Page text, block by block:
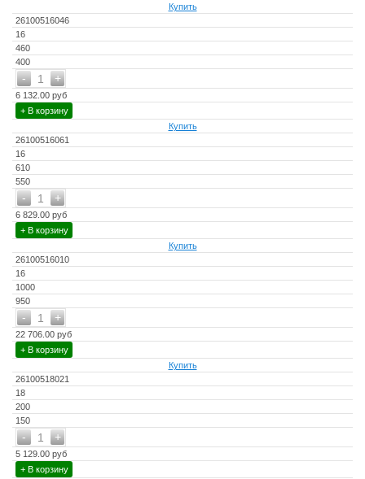
Купить
26100516046
16
460
400
+
- 1
6 132.00 руб
+ В корзину
Купить
26100516061
16
610
550
+
- 1
6 829.00 руб
+ В корзину
Купить
26100516010
16
1000
950
+
- 1
22 706.00 руб
+ В корзину
Купить
26100518021
18
200
150
+
- 1
5 129.00 руб
+ В корзину